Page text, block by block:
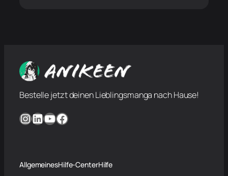
Bestelle jetzt deinen Lieblingsmanga nach Hause!
InstagramLinkedIn YouTube Facebook
AllgemeinesHilfe-CenterHilfe